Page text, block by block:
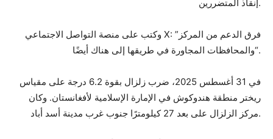
إنقاذ المتضررين.
وكتب على منصة التواصل الاجتماعي X: ”فرق الدعم من المركز
والمحافظات المجاورة في طريقها إلى هناك أيضًا“.
في 31 أغسطس 2025، ضرب زلزال بقوة 6.2 درجة على مقياس
ريختر منطقة هندوكوش في الإمارة الإسلامية لأفغانستان. وكان
مركز الزلزال على بعد 27 كيلومترًا جنوب غرب مدينة أسد أباد.